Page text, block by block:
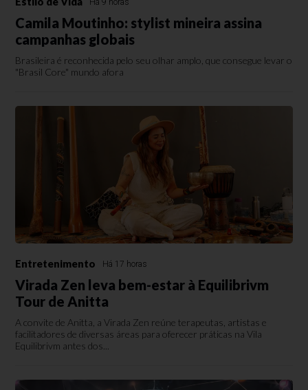
Há 9 horas
Camila Moutinho: stylist mineira assina
campanhas globais
Brasileira é reconhecida pelo seu olhar amplo, que consegue levar o
"Brasil Core" mundo afora
Entretenimento Há 17 horas
Virada Zen leva bem-estar à Equilibrivm
Tour de Anitta
A convite de Anitta, a Virada Zen reúne terapeutas, artistas e
facilitadores de diversas áreas para oferecer práticas na Vila
Equilibrivm antes dos...